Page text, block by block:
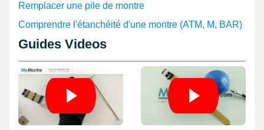
Remplacer une pile de montre
Comprendre l'étanchéité d'une montre (ATM, M, BAR)
Guides Videos